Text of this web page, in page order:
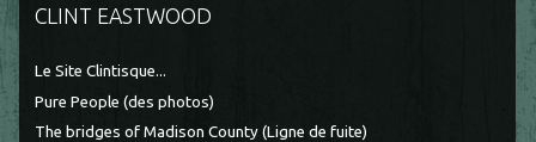
CLINT EASTWOOD
Le Site Clintisque...
Pure People (des photos)
The bridges of Madison County (Ligne de fuite)